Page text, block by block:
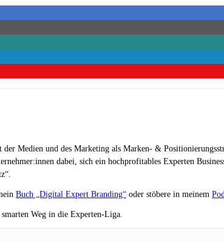
der Medien und des Marketing als Marken- &
dabei, sich ein hochprofitables Experten
Buch „Digital Expert Branding“ oder stöbere in meinem
Weg in die Experten-Liga.